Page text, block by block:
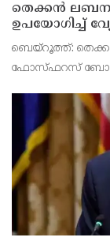
തെക്കൻ
ഉപയോഗിച്ച്
സൈന്യം
ബെയ്റൂത്ത്:
ഫോസ്ഫറസ് ബോംബ്
മേഖലയെയാണ്
പറയുന്നു.